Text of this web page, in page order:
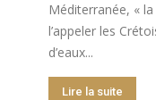
Méditerranée, «
l’appeler les
d’eaux...
Lire la suite